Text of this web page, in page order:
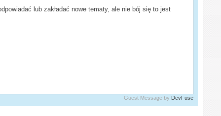
lub zakładać nowe tematy, ale nie bój się to jest
Guest Message by DevFuse